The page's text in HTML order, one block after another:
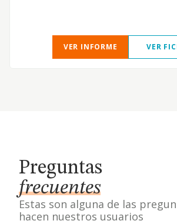
VER INFORME VER
Preguntas
frecuentes
Estas son alguna de las
hacen nuestros usuarios